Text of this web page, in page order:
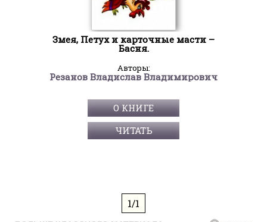
Змея, Петух и карточные масти –
Басня.
Авторы:
Резанов Владислав Владимирович
О КНИГЕ
ЧИТАТЬ
1/1